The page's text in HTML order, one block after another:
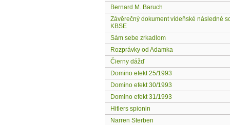
Bernard M. Baruch
Závěrečný dokument vídeňské následné
KBSE
Sám sebe zrkadlom
Rozprávky od Adamka
Čierny dážď
Domino efekt 25/1993
Domino efekt 30/1993
Domino efekt 31/1993
Hitlers spionin
Narren Sterben